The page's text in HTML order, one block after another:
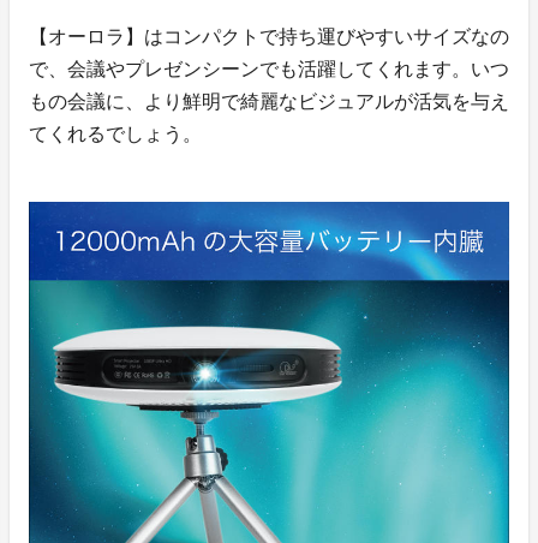
【オーロラ】はコンパクトで持ち運びやすいサイズなの
で、会議やプレゼンシーンでも活躍してくれます。いつ
もの会議に、より鮮明で綺麗なビジュアルが活気を与え
てくれるでしょう。